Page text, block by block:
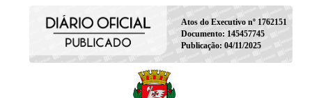
Atos do Executivo nº 1762151
Documento: 145457745
Publicação: 04/11/2025